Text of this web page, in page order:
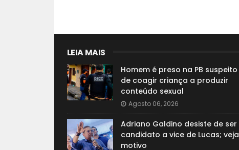
LEIA MAIS
Homem é preso na PB suspeito
de coagir criança a produzir
conteúdo sexual
Agosto 06, 2026
Adriano Galdino desiste de ser
candidato a vice de Lucas; veja
motivo